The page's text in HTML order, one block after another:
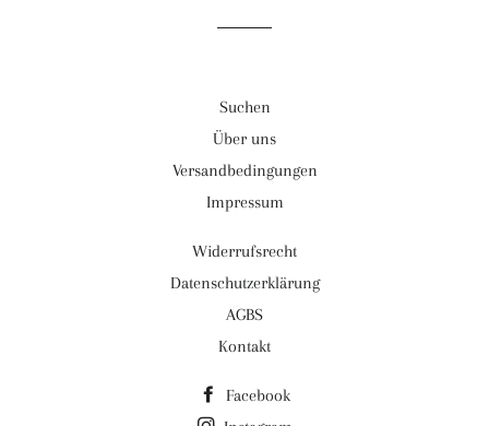
Suchen
Über uns
Versandbedingungen
Impressum
Widerrufsrecht
Datenschutzerklärung
AGBS
Kontakt
Facebook